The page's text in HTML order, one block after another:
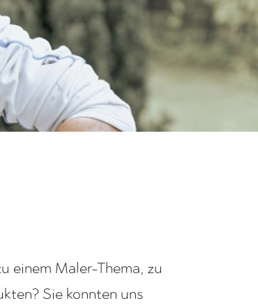
einem Maler-Thema, zu
Sie konnten uns